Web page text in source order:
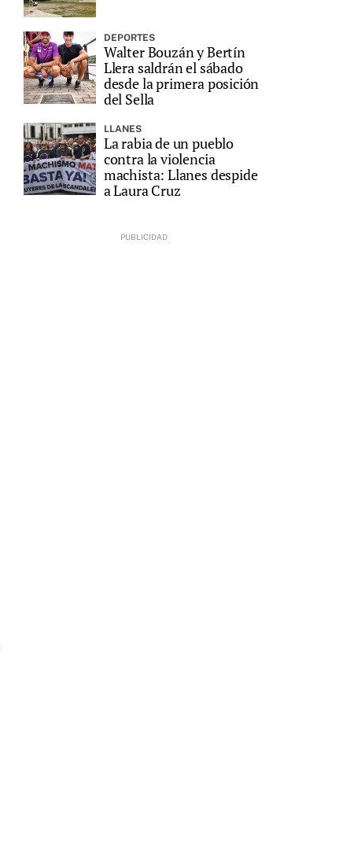
DEPORTES
Walter Bouzán y Bertín
Llera saldrán el sábado
desde la primera posición
del Sella
LLANES
La rabia de un pueblo
contra la violencia
machista: Llanes despide
a Laura Cruz